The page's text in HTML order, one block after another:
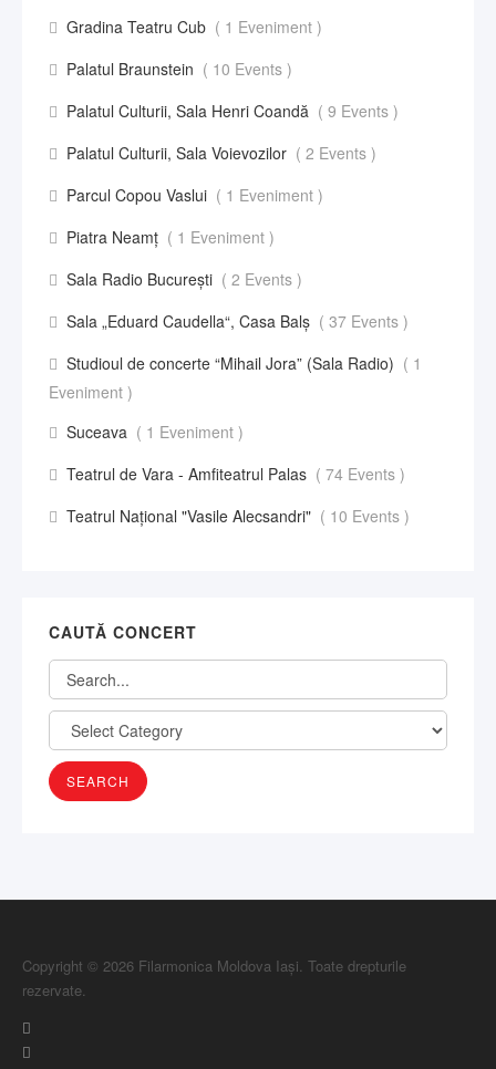
Gradina Teatru Cub ( 1 Eveniment )
Palatul Braunstein ( 10 Events )
Palatul Culturii, Sala Henri Coandă ( 9 Events )
Palatul Culturii, Sala Voievozilor ( 2 Events )
Parcul Copou Vaslui ( 1 Eveniment )
Piatra Neamț ( 1 Eveniment )
Sala Radio București ( 2 Events )
Sala „Eduard Caudella“, Casa Balş ( 37 Events )
Studioul de concerte “Mihail Jora” (Sala Radio) ( 1
Eveniment )
Suceava ( 1 Eveniment )
Teatrul de Vara - Amfiteatrul Palas ( 74 Events )
Teatrul Național "Vasile Alecsandri" ( 10 Events )
CAUTĂ CONCERT
Copyright © 2026 Filarmonica Moldova Iași. Toate drepturile
rezervate.